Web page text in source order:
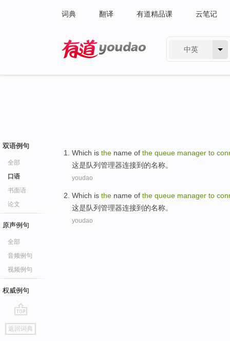
词典 翻译 有道精品课 云笔记
中英
双语例句
全部
口语
书面语
论文
原声例句
全部
音频例句
视频例句
权威例句
go
top
返回词典
Which is the name of the queue manager to
这是队列管理器连接到 的名称。
youdao
Which is the name of the queue manager to
这是队列管理器连接到 的名称。
youdao